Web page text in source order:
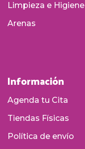
Limpieza e Higiene
Arenas
Información
Agenda tu Cita
Tiendas Físicas
Política de envío